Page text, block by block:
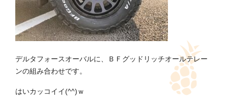
デルタフォースオーバルに、ＢＦグッドリッチオールテレー
ンの組み合わせです。
はいカッコイイ(^^)ｗ